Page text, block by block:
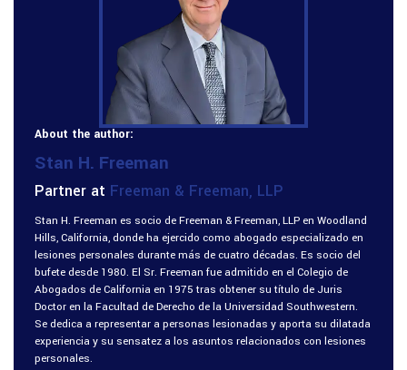
About the author:
Stan H. Freeman
Partner at Freeman & Freeman, LLP
Stan H. Freeman es socio de Freeman & Freeman, LLP en Woodland
Hills, California, donde ha ejercido como abogado especializado en
lesiones personales durante más de cuatro décadas. Es socio del
bufete desde 1980. El Sr. Freeman fue admitido en el Colegio de
Abogados de California en 1975 tras obtener su título de Juris
Doctor en la Facultad de Derecho de la Universidad Southwestern.
Se dedica a representar a personas lesionadas y aporta su dilatada
experiencia y su sensatez a los asuntos relacionados con lesiones
personales.